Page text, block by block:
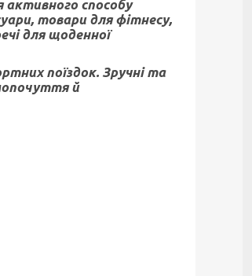
активного способу
товари для фітнесу,
для щоденної
поїздок. Зручні та
й